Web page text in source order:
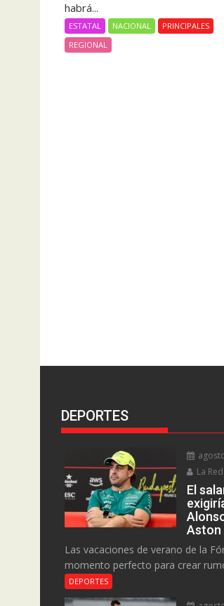
habrá...
ESTATAL NACIONAL
PRINCIPALES
REGIONAL
DEPORTES
La
El
Aston
Las vacaciones de verano de la
momento perfecto para crear
DEPORTES